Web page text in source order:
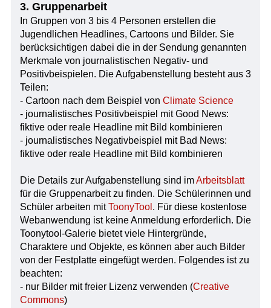
3. Gruppenarbeit
In Gruppen von 3 bis 4 Personen erstellen die
Jugendlichen Headlines, Cartoons und Bilder. Sie
berücksichtigen dabei die in der Sendung genannten
Merkmale von journalistischen Negativ- und
Positivbeispielen. Die Aufgabenstellung besteht aus 3
Teilen:
- Cartoon nach dem Beispiel von Climate Science
- journalistisches Positivbeispiel mit Good News:
fiktive oder reale Headline mit Bild kombinieren
- journalistisches Negativbeispiel mit Bad News:
fiktive oder reale Headline mit Bild kombinieren
Die Details zur Aufgabenstellung sind imArbeitsblatt
für die Gruppenarbeit zu finden. Die Schülerinnen und
Schüler arbeiten mitToonyTool . Für diese kostenlose
Webanwendung ist keine Anmeldung erforderlich. Die
Toonytool-Galerie bietet viele Hintergründe,
Charaktere und Objekte, es können aber auch Bilder
von der Festplatte eingefügt werden. Folgendes ist zu
beachten:
- nur Bilder mit freier Lizenz verwenden (Creative
Commons)